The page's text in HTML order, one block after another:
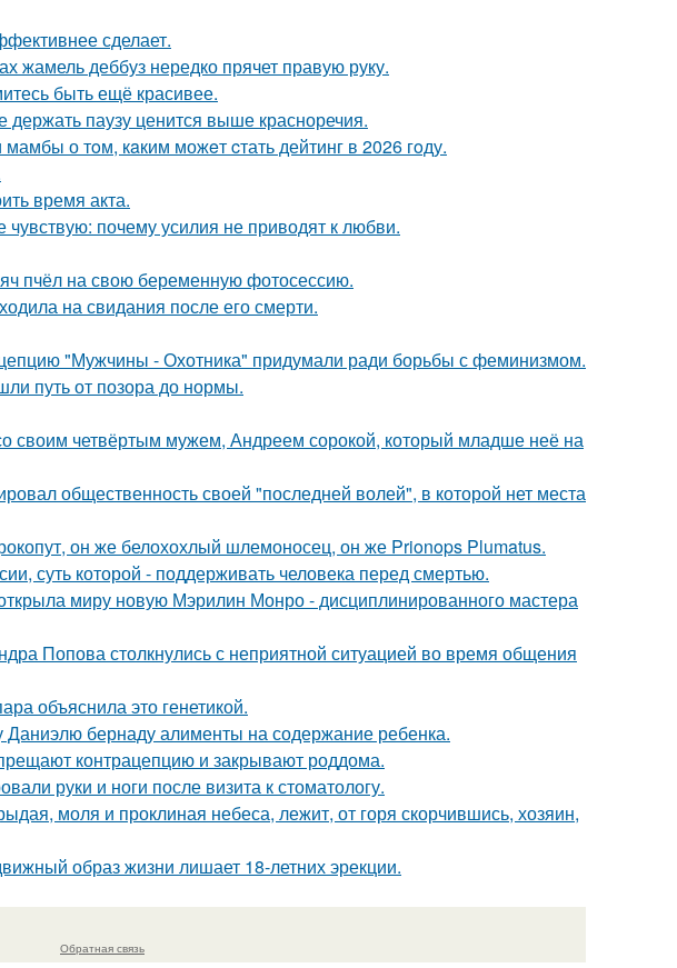
сделает.
жамель деббуз нередко прячет правую руку.
быть ещё красивее.
паузу ценится выше красноречия.
о тoм, кaким можeт cтать дейтинг в 2026 гoду.
время акта.
почему усилия не приводят к любви.
пчёл на свою беременную фотосессию.
на свидания после его смерти.
"Мужчины - Охотника" придумали ради борьбы с феминизмом.
путь от позора до нормы.
своим четвёртым мужем, Андреем сорокой, который младше неё на
общественность своей "последней волей", в которой нет места
он же белохохлый шлемоносец, он же Prionops Plumatus.
суть которой - поддерживать человека перед смертью.
миру новую Мэрилин Монро - дисциплинированного мастера
Попова столкнулись с неприятной ситуацией во время общения
объяснила это генетикой.
бернаду алименты на содержание ребенка.
контрацепцию и закрывают роддома.
руки и ноги после визита к стоматологу.
моля и проклиная небеса, лежит, от горя скорчившись, хозяин,
образ жизни лишает 18-летних эрекции.
Обратная связь